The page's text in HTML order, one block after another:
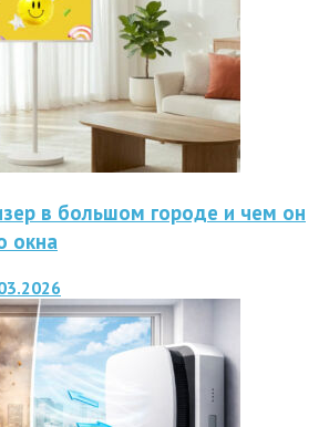
в большом городе и чем он
окна